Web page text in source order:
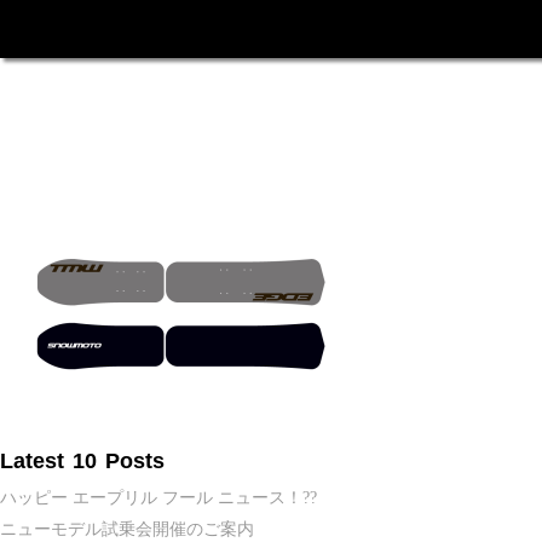
Latest 10 Posts
ハッピー エープリル フール ニュース！??
ニューモデル試乗会開催のご案内